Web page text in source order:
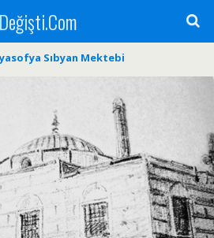
Değişti.Com
Sıbyan Mektebi